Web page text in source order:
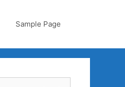
Sample Page